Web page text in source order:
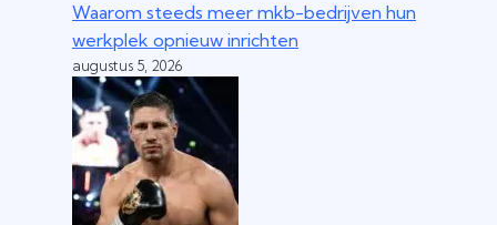
Waarom steeds meer mkb-bedrijven hun
werkplek opnieuw inrichten
augustus 5, 2026